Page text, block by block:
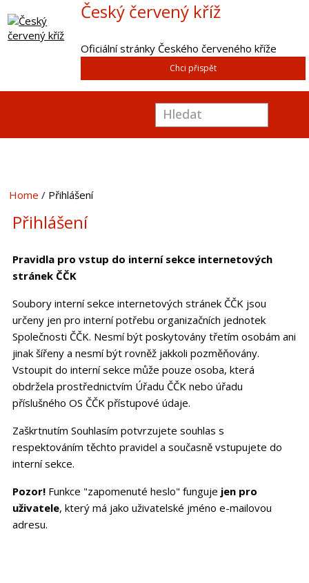
Český červený kříž
Oficiální stránky Českého červeného kříže
Chci přispět
Home Přihlášení
Přihlášení
Pravidla pro vstup do interní sekce internetových
stránek ČČK
Soubory interní sekce internetových stránek ČČK jsou
určeny jen pro interní potřebu organizačních jednotek
Společnosti ČČK. Nesmí být poskytovány třetím osobám ani
jinak šířeny a nesmí být rovněž jakkoli pozměňovány.
Vstoupit do interní sekce může pouze osoba, která
obdržela prostřednictvím Úřadu ČČK nebo úřadu
příslušného OS ČČK přístupové údaje.
Zaškrtnutím Souhlasím potvrzujete souhlas s
respektováním těchto pravidel a současně vstupujete do
interní sekce.
Pozor!Funkce "zapomenuté heslo" funguje jen pro
uživatele, který má jako uživatelské jméno e-mailovou
adresu.